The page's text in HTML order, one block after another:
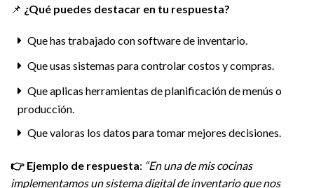
📌 ¿Qué puedes destacar en tu respuesta?
Que has trabajado con software de inventario.
Que usas sistemas para controlar costos y compras.
Que aplicas herramientas de planificación de menús o
producción.
Que valoras los datos para tomar mejores decisiones.
👉 Ejemplo de respuesta: “En una de mis cocinas
implementamos un sistema digital de inventario que nos